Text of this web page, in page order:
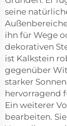
seine
ihn für Wege
dekorativen
ist Kalkstein
gegenüber
starker
hervorragend
Ein weiterer
bearbeiten.